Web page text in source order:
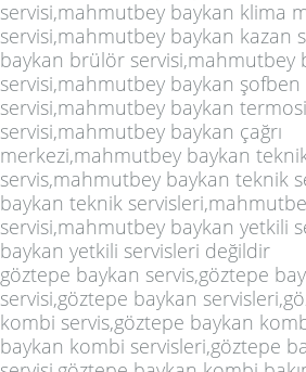
servisi,mahmutbey baykan klima
servisi,mahmutbey baykan kazan
baykan brülör servisi,mahmutbey
servisi,mahmutbey baykan şofben
servisi,mahmutbey baykan
servisi,mahmutbey baykan çağrı
merkezi,mahmutbey baykan
servis,mahmutbey baykan teknik
baykan teknik
servisi,mahmutbey baykan yetkili
baykan yetkili servisleri değildir
göztepe baykan servis,göztepe
servisi,göztepe baykan
kombi servis,göztepe baykan
baykan kombi servisleri,göztepe